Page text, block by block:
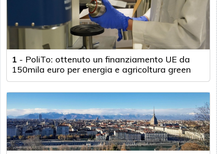
1 - PoliTo: ottenuto un finanziamento UE da
150mila euro per energia e agricoltura green